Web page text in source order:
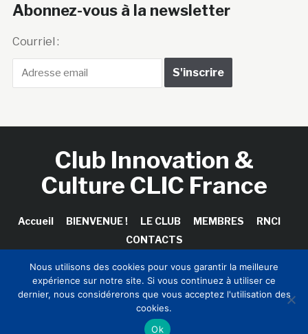
Abonnez-vous à la newsletter
Courriel :
Club Innovation &
Culture CLIC France
Accueil BIENVENUE ! LE CLUB MEMBRES
RNCI
CONTACTS
Copyright © 2026 Club Innovation & Culture CLIC France /
Sinapses Conseils
Nous utilisons des cookies pour vous garantir la meilleure
expérience sur notre site. Si vous continuez à utiliser ce
dernier, nous considérerons que vous acceptez l'utilisation des
cookies.
Ok